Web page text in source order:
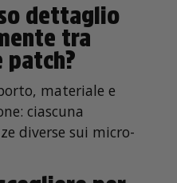
dettaglio
tra
patch?
materiale e
ciascuna
diverse sui micro-